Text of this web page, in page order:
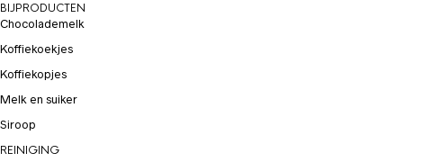
BIJPRODUCTEN
Chocolademelk
Koffiekoekjes
Koffiekopjes
Melk en suiker
Siroop
REINIGING